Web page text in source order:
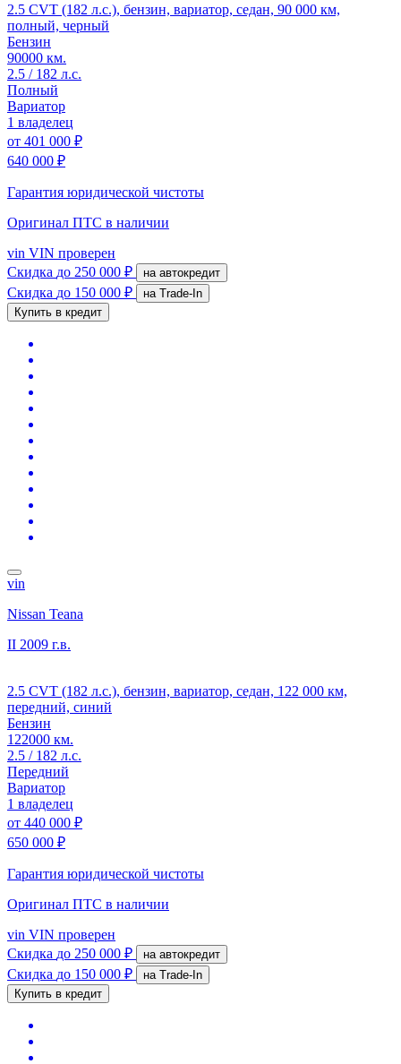
2.5 CVT (182 л.с.), бензин, вариатор, седан, 90 000 км,
полный, черный
Бензин
90000 км.
2.5 / 182 л.с.
Полный
Вариатор
1 владелец
от 401 000 ₽
640 000 ₽
Гарантия юридической чистоты
Оригинал ПТС в наличии
vin VIN проверен
Скидка до 250 000 ₽ на автокредит
Скидка до 150 000 ₽
на Trade-In
Купить в кредит
vin
Nissan Teana
II 2009 г.в.
2.5 CVT (182 л.с.), бензин, вариатор, седан, 122 000 км,
передний, синий
Бензин
122000 км.
2.5 / 182 л.с.
Передний
Вариатор
1 владелец
от 440 000 ₽
650 000 ₽
Гарантия юридической чистоты
Оригинал ПТС в наличии
vin VIN проверен
Скидка до 250 000 ₽ на автокредит
Скидка до 150 000 ₽
на Trade-In
Купить в кредит